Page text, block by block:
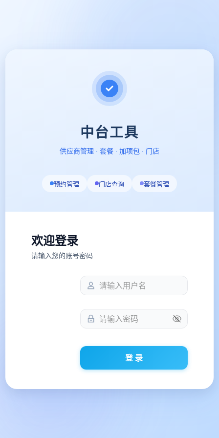
中台工具
供应商管理 · 套餐 · 加项包 · 门店
预约管理 门店查询 套餐管理
欢迎登录
请输入您的账号密码
登 录